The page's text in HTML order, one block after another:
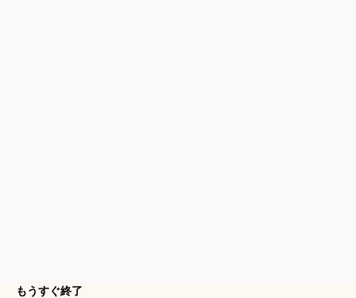
もうすぐ終了